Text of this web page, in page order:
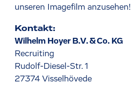
unseren Imagefilm anzusehen!
Kontakt:
Wilhelm Hoyer B.V. & Co. KG
Recruiting
Rudolf-Diesel-Str. 1
27374 Visselhövede